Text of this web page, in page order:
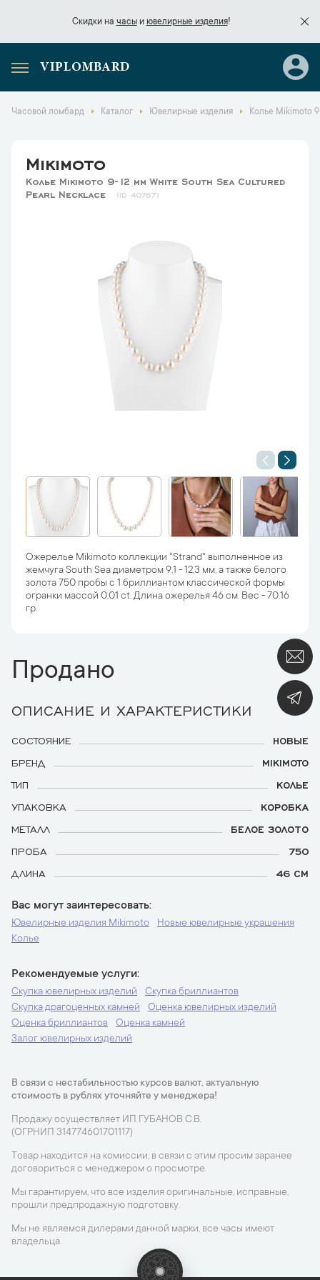
Скидки на часыи ювелирные изделия!
Скидки начасы
VIPLOMBARD
Часовой ломбард Каталог Ювелирные изделия Колье Mikimoto
Mikimoto
Колье Mikimoto 9-12 mm White South Sea Cultured
Pearl Necklace
40767
Ожерелье Mikimoto коллекции "Strand" выполненное из
жемчуга South Sea диаметром 9,1 - 12,3 мм, а также белого
золота 750 пробы с 1 бриллиантом классической формы
огранки массой 0,01 ct. Длина ожерелья 46 см. Вес - 70.16
гр.
Продано
ОПИСАНИЕ И ХАРАКТЕРИСТИКИ
СОСТОЯНИЕ
НОВЫЕ
БРЕНД
MIKIMOTO
ТИП
КОЛЬЕ
УПАКОВКА
КОРОБКА
МЕТАЛЛ
БЕЛОЕ ЗОЛОТО
ПРОБА
750
ДЛИНА
46 СМ
Вас могут заинтересовать
Ювелирные изделия Mikimoto
Новые ювелирные украшения
Колье
Рекомендуемые услуги
Скупка ювелирных изделий
Скупка бриллиантов
Скупка драгоценных камней
Оценка ювелирных изделий
Оценка бриллиантов
Оценка камней
Залог ювелирных изделий
В связи с нестабильностью курсов валют, актуальную
стоимость в рублях уточняйте у менеджера!
Продажу осуществляет ИП ГУБАНОВ С.В.
(ОГРНИП 314774601701117)
Товар находится на комиссии, в связи с этим просим заранее
договориться с менеджером о просмотре.
Мы гарантируем, что все изделия оригинальные, исправные,
прошли предпродажную подготовку.
Мы не являемся дилерами данной марки, все часы имеют
владельца.